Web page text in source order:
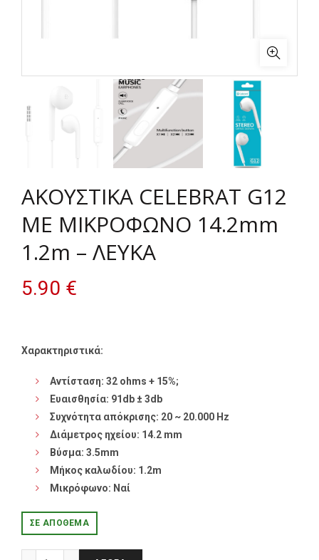
ΑΚΟΥΣΤΙΚΑ CELEBRAT G12
ΜΕ ΜΙΚΡΟΦΩΝΟ 14.2mm
1.2m – ΛΕΥΚΑ
5.90 €
Χαρακτηριστικά:
Αντίσταση: 32 ohms + 15%;
Ευαισθησία: 91db ± 3db
Συχνότητα απόκρισης: 20 ~ 20.000 Hz
Διάμετρος ηχείου: 14.2 mm
Βύσμα: 3.5mm
Μήκος καλωδίου: 1.2m
Μικρόφωνο: Ναί
ΣΕ ΑΠΌΘΕΜΑ
ΑΚΟΥΣΤΙΚΑ CELEBRAT G12 ΜΕ ΜΙΚΡΟΦΩΝΟ 14.2mm